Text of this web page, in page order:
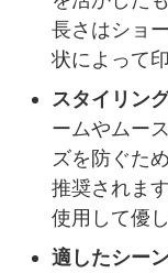
長さはショ
状によって
スタイリン
ームやムー
ズを防ぐた
推奨されま
使用して優
適したシー